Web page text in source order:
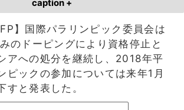
caption +
】国際パラリンピック委員会は
のドーピングにより資格停止と
アへの処分を継続し、2018年平
ピックの参加については来年1月
すと発表した。